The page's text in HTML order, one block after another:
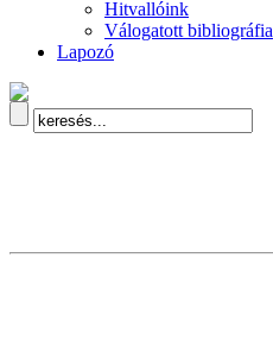
Hitvallóink
Válogatott bibliográfia
Lapozó